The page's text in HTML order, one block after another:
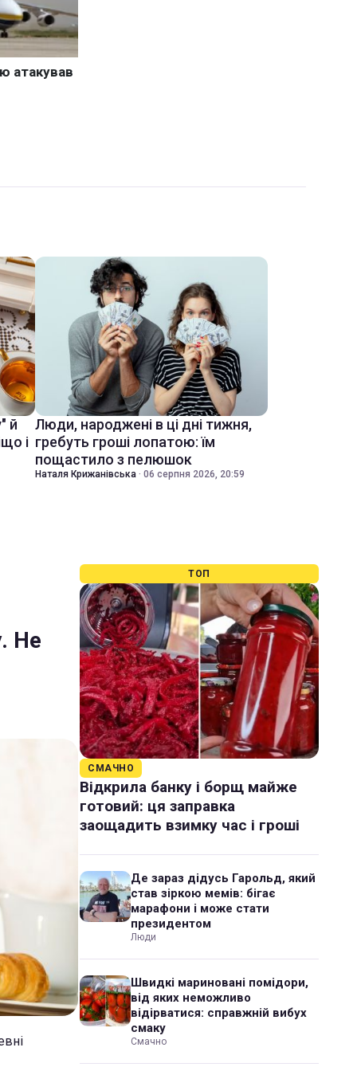
й
і
Люди, народжені в ці дні тижня,
гребуть гроші лопатою: їм
пощастило з пелюшок
Наталя Крижанівська · 06 серпня 2026, 20:59
Не
ТОП
СМАЧНО
Відкрила банку і борщ майже
готовий: ця заправка
заощадить взимку час і гроші
Де зараз дідусь Гарольд, який
став зіркою мемів: бігає
марафони і може стати
президентом
Люди
Швидкі мариновані помідори,
від яких неможливо
відірватися: справжній вибух
смаку
Смачно